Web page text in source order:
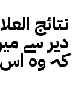
نتائج
دیر سے
کہ وہ